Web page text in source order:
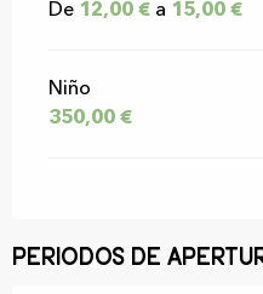
De 12,00 € a 15,00 €
Niño
350,00 €
Periodos de